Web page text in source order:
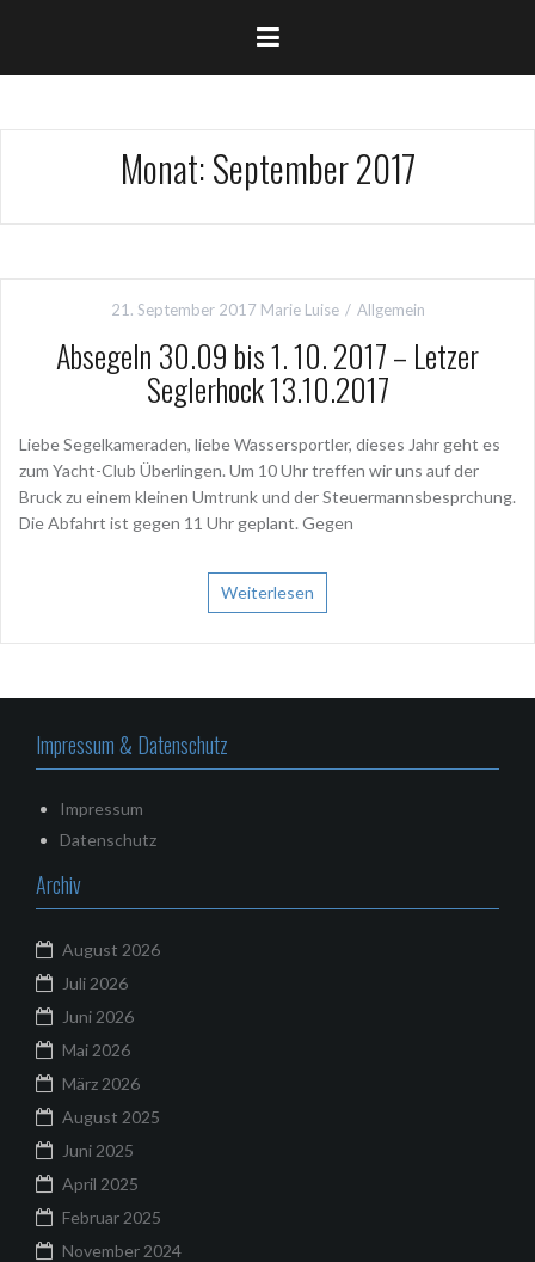
Monat:September 2017
21. September 2017 Marie Luise Allgemein
Absegeln 30.09 bis 1. 10. 2017 – Letzer
Seglerhock 13.10.2017
Liebe Segelkameraden, liebe Wassersportler, dieses Jahr geht es
zum Yacht-Club Überlingen. Um 10 Uhr treffen wir uns auf der
Bruck zu einem kleinen Umtrunk und der Steuermannsbesprchung.
Die Abfahrt ist gegen 11 Uhr geplant. Gegen
Weiterlesen
Impressum & Datenschutz
Impressum
Datenschutz
Archiv
August 2026
Juli 2026
Juni 2026
Mai 2026
März 2026
August 2025
Juni 2025
April 2025
Februar 2025
November 2024